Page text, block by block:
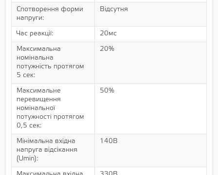
Спотворення форми
напруги:
Відсутня
Час реакції: 20мс
Максимальна
номінальна
потужність протягом
5 сек:
20%
Максимальне
перевищення
номінальної
потужності протягом
0,5 сек:
50%
Мінімальна вхідна
напруга відсікання
(Umin):
140В